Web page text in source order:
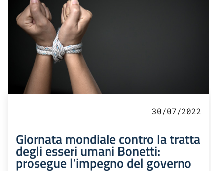
30/07/2022
Giornata mondiale contro la tratta
degli esseri umani Bonetti:
prosegue l’impegno del governo